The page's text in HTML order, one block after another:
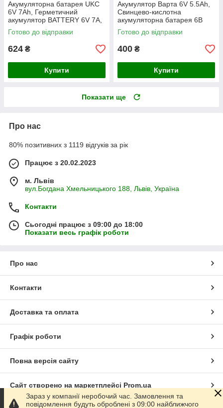
Акумуляторна батарея UKC
6V 7Ah, Герметичний
акумулятор BATTERY 6V 7A,
універсальний акумулятор
для дитячих електромобілів
Готово до відправки
624 ₴
Купити
Акумулятор Варта 6V 5.5Ah,
Свинцево-кислотна
акумуляторна батарея 6В
5.5Ач для дитячих
електромобілів та
сигналізації
Готово до відправки
400 ₴
Купити
Показати ще
Про нас
80% позитивних з 1119 відгуків за рік
Працює з 20.02.2023
м. Львів
вул.Богдана Хмельницького 188, Львів, Україна
Контакти
Сьогодні працює з 09:00 до 18:00
Показати весь графік роботи
Про нас
Контакти
Доставка та оплата
Графік роботи
Повна версія сайту
Сайт створено на маркетплейсі Prom.ua
Зараз у компанії неробочий час. Замовлення та
повідомлення будуть оброблені з 09:00 найближчого